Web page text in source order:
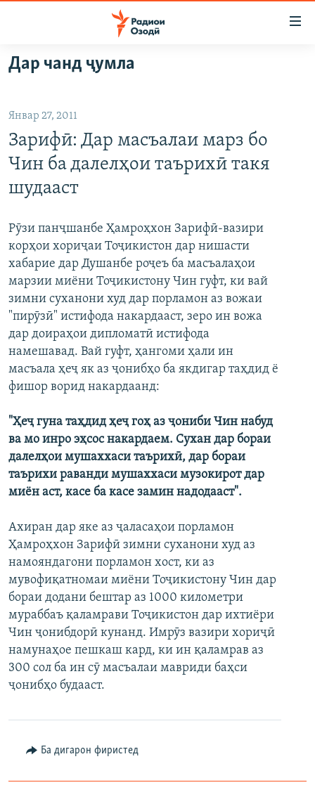
Ҷаҳиш
ба
аслӣ
Ҷаҳиш
ба
феҳристи
Ҷаҳиш
ҷустор
ГӮШАҲО
ҶОМЕА
ОСИЁИ МАРКАЗӢ
ФАРҲАНГ
МЕҲМОНИ ОЗОДӢ
ВАРЗИШ
РӮЗГОРИ МУҲОҶИР
САЛОМ, ХОҲАР
ТАҲҚИҚОТ
ҶАНГ ДАР УКРАИНА
НАЗАРИ МАРДУМ
БЛОГИСТОН
ОЗОДӢ ОНЛАЙН
ЧАНДРАСОНАӢ
ВИДЕО
НИГОРИСТОН
РӮЙХАТҲО
КИТОБҲОИ ОЗОДӢ
Русский
ПАЙГИРӢ КУНЕД
Ҳамаи сомонаҳои RFE/RL
Дар чанд ҷумла
Январ 27, 2011
Зарифӣ: Дар масъалаи марз бо
Чин ба далелҳои таърихӣ такя
шудааст
Рӯзи панҷшанбе Ҳамроҳхон Зарифӣ-вазири
корҳои хориҷаи Тоҷикистон дар нишасти
хабарие дар Душанбе роҷеъ ба масъалаҳои
марзии миёни Тоҷикистону Чин гуфт, ки вай
зимни суханони худ дар порламон аз вожаи
"пирӯзӣ" истифода накардааст, зеро ин вожа
дар доираҳои дипломатӣ истифода
намешавад. Вай гуфт, ҳангоми ҳали ин
масъала ҳеҷ як аз ҷонибҳо ба якдигар таҳдид ё
фишор ворид накардаанд:
"Ҳеҷ гуна таҳдид ҳеҷ гоҳ аз ҷониби Чин набуд
ва мо инро эҳсос накардаем. Сухан дар бораи
далелҳои мушаххаси таърихӣ, дар бораи
таърихи раванди мушаххаси музокирот дар
миён аст, касе ба касе замин надодааст".
Ахиран дар яке аз ҷаласаҳои порламон
Ҳамроҳхон Зарифӣ зимни суханони худ аз
намояндагони порламон хост, ки аз
мувофиқатномаи миёни Тоҷикистону Чин дар
бораи додани бештар аз 1000 километри
мураббаъ қаламрави Тоҷикистон дар ихтиёри
Чин ҷонибдорӣ кунанд. Имрӯз вазири хориҷӣ
намунаҳое пешкаш кард, ки ин қаламрав аз
300 сол ба ин сӯ масъалаи мавриди баҳси
ҷонибҳо будааст.
Ба дигарон фиристед